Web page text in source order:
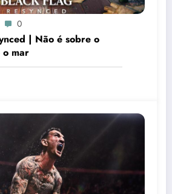
0
| Não é sobre o
o mar